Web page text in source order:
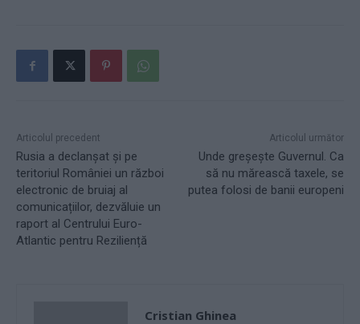
Articolul precedent
Rusia a declanșat și pe
teritoriul României un război
electronic de bruiaj al
comunicațiilor, dezvăluie un
raport al Centrului Euro-
Atlantic pentru Reziliență
Articolul următor
Unde greșește Guvernul. Ca
să nu mărească taxele, se
putea folosi de banii europeni
Cristian Ghinea